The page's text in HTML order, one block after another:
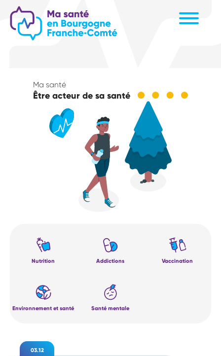
contenu
principal
Ma santé
Être acteur de sa santé
Nutrition Addictions Vaccination
Environnement et santé Santé mentale
03.12